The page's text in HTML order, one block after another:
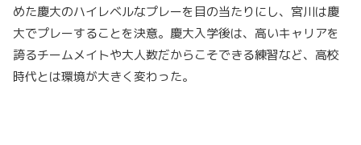
めた慶大のハイレベルなプレーを目の当たりにし、宮川は慶
大でプレーすることを決意。慶大入学後は、高いキャリアを
誇るチームメイトや大人数だからこそできる練習など、高校
時代とは環境が大きく変わった。